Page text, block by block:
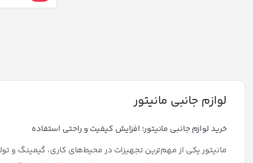
TMS2000
موجود در انبار